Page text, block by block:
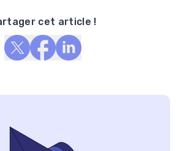
cet article !